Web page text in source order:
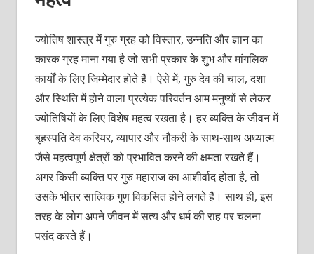
ज्योतिष शास्त्र में गुरु ग्रह को विस्तार, उन्नति और ज्ञान का
कारक ग्रह माना गया है जो सभी प्रकार के शुभ और मांगलिक
कार्यों के लिए जिम्मेदार होते हैं। ऐसे में, गुरु देव की चाल, दशा
और स्थिति में होने वाला प्रत्येक परिवर्तन आम मनुष्यों से लेकर
ज्योतिषियों के लिए विशेष महत्व रखता है। हर व्यक्ति के जीवन में
बृहस्पति देव करियर, व्यापार और नौकरी के साथ-साथ अध्यात्म
जैसे महत्वपूर्ण क्षेत्रों को प्रभावित करने की क्षमता रखते हैं।
अगर किसी व्यक्ति पर गुरु महाराज का आशीर्वाद होता है, तो
उसके भीतर सात्विक गुण विकसित होने लगते हैं। साथ ही, इस
तरह के लोग अपने जीवन में सत्य और धर्म की राह पर चलना
पसंद करते हैं।